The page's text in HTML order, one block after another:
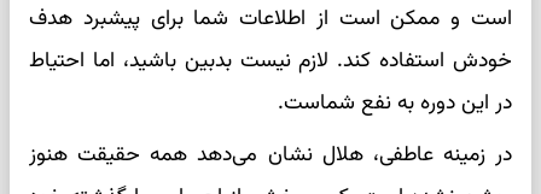
است و ممکن است از اطلاعات شما برای پیشبرد هدف
خودش استفاده کند. لازم نیست بدبین باشید، اما احتیاط
در این دوره به نفع شماست.
در زمینه عاطفی، هلال نشان می‌دهد همه حقیقت هنوز